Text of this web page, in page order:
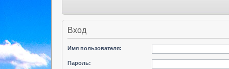
Вход
Имя пользователя:
Пароль: